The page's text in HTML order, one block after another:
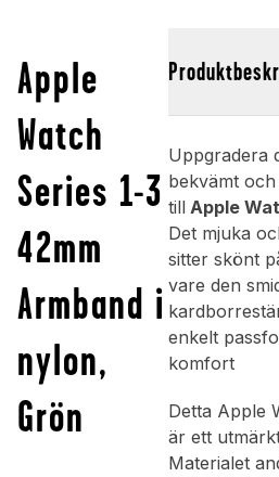
Apple
Watch
Series 1-3
42mm
Armband i
nylon,
Grön
Uppgradera
bekvämt
tillApple
Det mjuka
sitter skönt
vare den
enkelt
komfort
Detta Apple
är ett
Materialet